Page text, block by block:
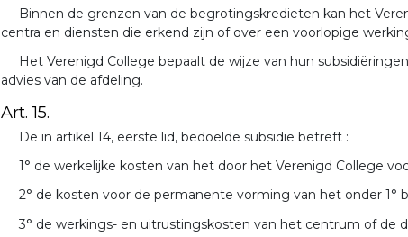
Binnen de grenzen van de begrotingskredieten kan het
centra en diensten die erkend zijn of over een voorlopige
Het Verenigd College bepaalt de wijze van hun
advies van de afdeling.
Art. 15.
De in artikel 14, eerste lid, bedoelde subsidie betreft :
1° de werkelijke kosten van het door het Verenigd College
2° de kosten voor de permanente vorming van het onder 1°
3° de werkings- en uitrustingskosten van het centrum of de